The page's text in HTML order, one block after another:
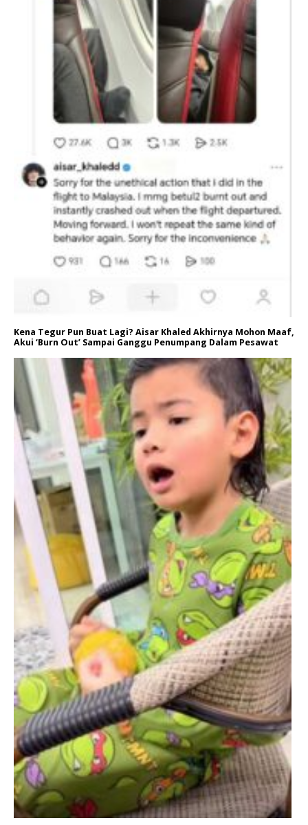
Kena Tegur Pun Buat Lagi? Aisar Khaled Akhirnya Mohon Maaf,
Akui ‘Burn Out’ Sampai Ganggu Penumpang Dalam Pesawat